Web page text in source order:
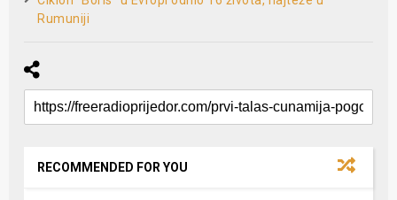
Rumuniji
RECOMMENDED FOR YOU